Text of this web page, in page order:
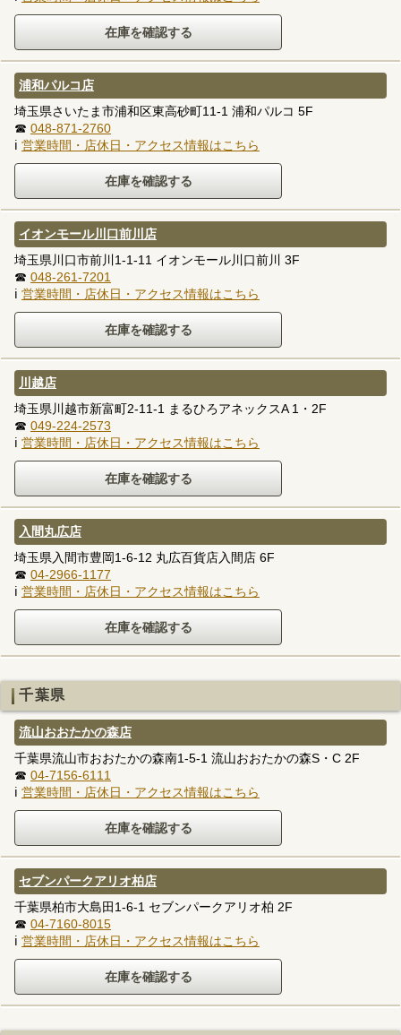
浦和パルコ店
埼玉県さいたま市浦和区東高砂町11-1 浦和パルコ 5F
☎ 048-871-2760
ℹ 営業時間・店休日・アクセス情報はこちら
イオンモール川口前川店
埼玉県川口市前川1-1-11 イオンモール川口前川 3F
☎ 048-261-7201
ℹ 営業時間・店休日・アクセス情報はこちら
川越店
埼玉県川越市新富町2-11-1 まるひろアネックスA 1・2F
☎ 049-224-2573
ℹ 営業時間・店休日・アクセス情報はこちら
入間丸広店
埼玉県入間市豊岡1-6-12 丸広百貨店入間店 6F
☎ 04-2966-1177
ℹ 営業時間・店休日・アクセス情報はこちら
千葉県
流山おおたかの森店
千葉県流山市おおたかの森南1-5-1 流山おおたかの森S・C 2F
☎ 04-7156-6111
ℹ 営業時間・店休日・アクセス情報はこちら
セブンパークアリオ柏店
千葉県柏市大島田1-6-1 セブンパークアリオ柏 2F
☎ 04-7160-8015
ℹ 営業時間・店休日・アクセス情報はこちら